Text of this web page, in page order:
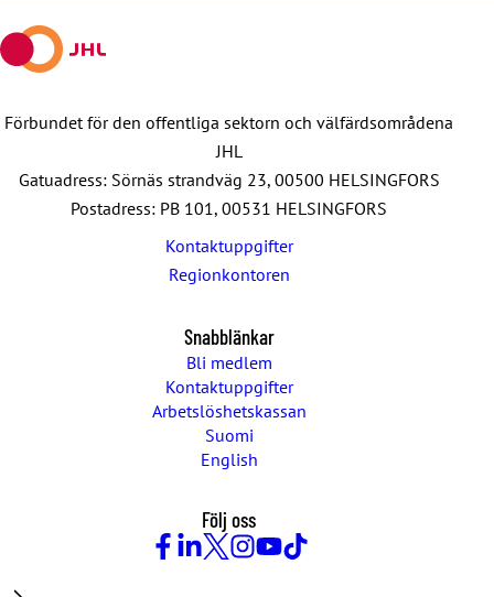
Förbundet för den offentliga sektorn och välfärdsområdena
JHL
Gatuadress: Sörnäs strandväg 23, 00500 HELSINGFORS
Postadress: PB 101, 00531 HELSINGFORS
Kontaktuppgifter
Regionkontoren
Snabblänkar
Bli medlem
Kontaktuppgifter
Arbetslöshetskassan
Suomi
English
Följ oss